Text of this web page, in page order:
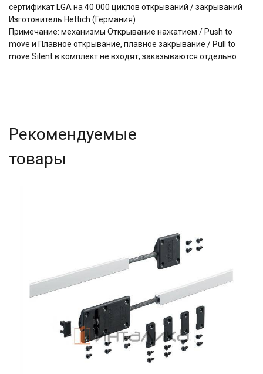
сертификат LGA на 40 000 циклов открываний / закрываний
Изготовитель Hettich (Германия)
Примечание: механизмы Открывание нажатием / Push to
move и Плавное открывание, плавное закрывание / Pull to
move Silent в комплект не входят, заказываются отдельно
Рекомендуемые
товары